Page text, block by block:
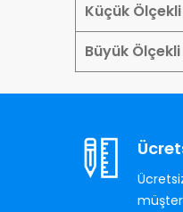
Küçük
Büyük